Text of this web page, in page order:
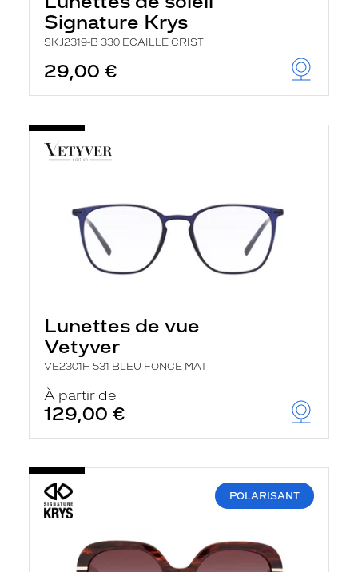
Signature Krys
SKJ2319-B 330 ECAILLE CRIST
29,00 €
Lunettes de vue
Vetyver
VE2301H 531 BLEU FONCE MAT
À partir de
129,00 €
POLARISANT